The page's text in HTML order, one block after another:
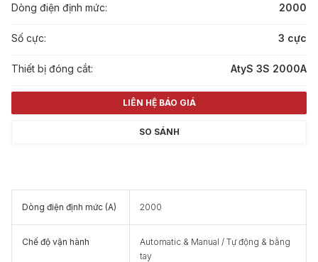
Dòng điện định mức: 2000
Số cực: 3 cực
Thiết bị đóng cắt: AtyS 3S 2000A
LIÊN HỆ BÁO GIÁ
SO SÁNH
Dòng điện định mức (A) 2000
Chế độ vận hành
Automatic & Manual / Tự động & bằng
tay